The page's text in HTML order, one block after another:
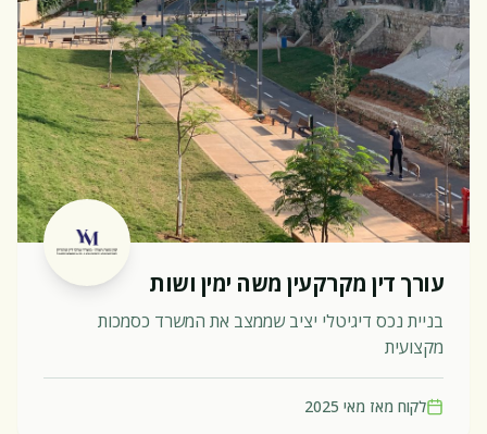
עורך דין מקרקעין משה ימין ושות
בניית נכס דיגיטלי יציב שממצב את המשרד כסמכות
מקצועית
לקוח מאז מאי 2025